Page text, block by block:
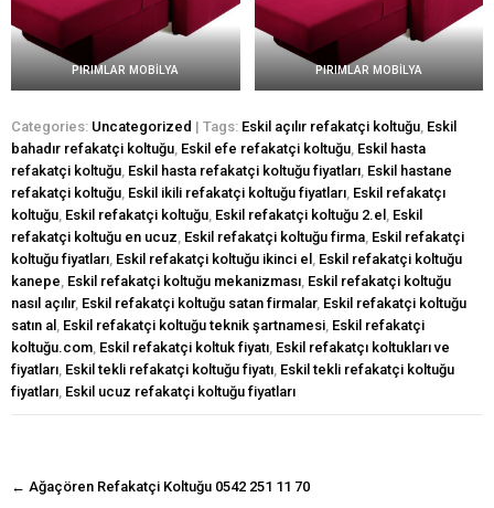
PIRIMLAR MOBİLYA PIRIMLAR MOBİLYA
Categories: Uncategorized | Tags: Eskil açılır refakatçi koltuğu Eskil
bahadır refakatçi koltuğu Eskil efe refakatçi koltuğu Eskil hasta
refakatçi koltuğu Eskil hasta refakatçi koltuğu fiyatları Eskil hastane
refakatçi koltuğu Eskil ikili refakatçi koltuğu fiyatları Eskil refakatçı
koltuğu Eskil refakatçi koltuğu Eskil refakatçi koltuğu 2.el
Eskil
refakatçi koltuğu en ucuz Eskil refakatçi koltuğu firma Eskil refakatçi
koltuğu fiyatları Eskil refakatçi koltuğu ikinci el
Eskil refakatçi koltuğu
kanepe Eskil refakatçi koltuğu mekanizması Eskil refakatçi koltuğu
nasıl açılır, Eskil refakatçi koltuğu satan firmalar, Eskil refakatçi koltuğu
satın al
Eskil refakatçi koltuğu teknik şartnamesi Eskil refakatçi
koltuğu.com Eskil refakatçi koltuk fiyatı Eskil refakatçı koltukları ve
fiyatları Eskil tekli refakatçi koltuğu fiyatı Eskil tekli refakatçi koltuğu
fiyatları Eskil ucuz refakatçi koltuğu fiyatları
navigasyon
← Ağaçören Refakatçi Koltuğu 0542 251 11 70